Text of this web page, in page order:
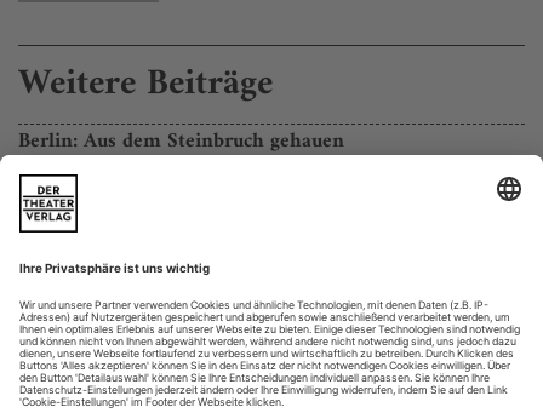
Weitere Beiträge
Berlin: Aus dem Steinbruch gehauen
nach Frank Witzel «Die Erfindung der Roten Armee Fraktion ...»
Es war der Roman mit dem längsten Titel der Saison, und er
durchaus eher dem leichter Bekömmlichen zugeneigten
Deutschen Buchpreis 2015 gekrönt: Frank Witzels «Die
Erfindung der Roten Armee Fraktion durch einen manisch-
depressiven Teenager im Sommer 1969». Auf über 800 Seiten
in mannigfaltigen Textsorten reflektiert,...